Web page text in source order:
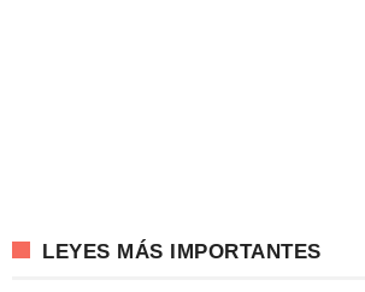
LEYES MÁS IMPORTANTES